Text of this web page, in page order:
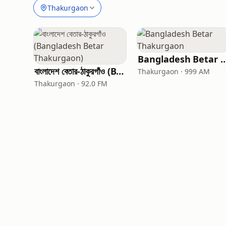
Thakurgaon
বাংলাদেশ বেতার-ঠাকুরগাঁও (Bangladesh Betar Thakurgaon)
Thakurgaon · 92.0 FM
Bangladesh
Thakurgaon · 999 AM